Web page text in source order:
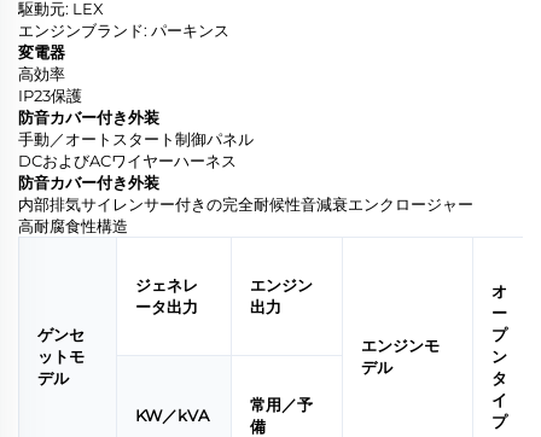
駆動元: LEX
エンジンブランド: パーキンス
変電器
高効率
IP23保護
防音カバー付き外装
手動／オートスタート制御パネル
DCおよびACワイヤーハーネス
防音カバー付き外装
内部排気サイレンサー付きの完全耐候性音減衰エンクロージャー
高耐腐食性構造
ゲンセ
ットモ
デル
ジェネレ
ータ出力
エンジン
出力
エンジンモ
デル
オ
ー
プ
ン
タ
イ
プ
KW／kVA
常用／予
備